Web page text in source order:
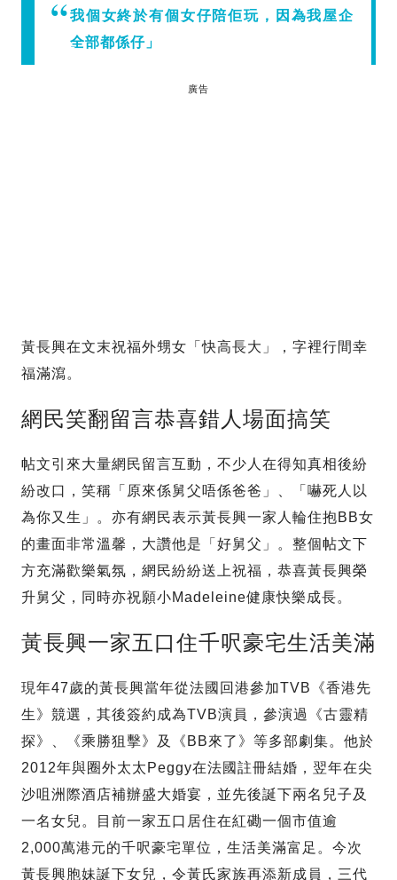
我個女終於有個女仔陪佢玩，因為我屋企
全部都係仔」
廣告
黃長興在文末祝福外甥女「快高長大」，字裡行間幸
福滿瀉。
網民笑翻留言恭喜錯人場面搞笑
帖文引來大量網民留言互動，不少人在得知真相後紛
紛改口，笑稱「原來係舅父唔係爸爸」、「嚇死人以
為你又生」。亦有網民表示黃長興一家人輪住抱BB女
的畫面非常溫馨，大讚他是「好舅父」。整個帖文下
方充滿歡樂氣氛，網民紛紛送上祝福，恭喜黃長興榮
升舅父，同時亦祝願小Madeleine健康快樂成長。
黃長興一家五口住千呎豪宅生活美滿
現年47歲的黃長興當年從法國回港參加TVB《香港先
生》競選，其後簽約成為TVB演員，參演過《古靈精
探》、《乘勝狙擊》及《BB來了》等多部劇集。他於
2012年與圈外太太Peggy在法國註冊結婚，翌年在尖
沙咀洲際酒店補辦盛大婚宴，並先後誕下兩名兒子及
一名女兒。目前一家五口居住在紅磡一個市值逾
2,000萬港元的千呎豪宅單位，生活美滿富足。今次
黃長興胞妹誕下女兒，令黃氏家族再添新成員，三代